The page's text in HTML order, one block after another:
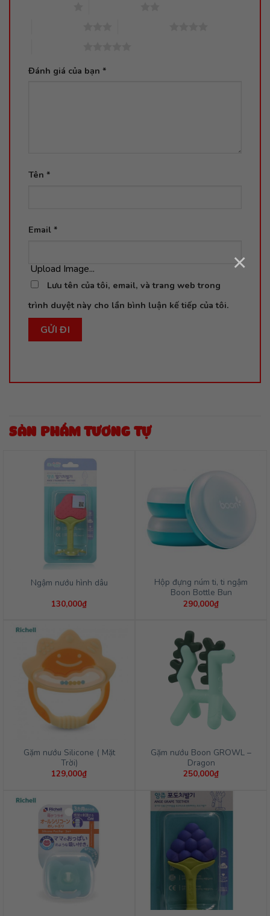
Upload Image... ×
Đánh giá của bạn *
Tên *
Email *
Lưu tên của tôi, email, và trang web trong
trình duyệt này cho lần bình luận kế tiếp của tôi.
SẢN PHẨM TƯƠNG TỰ
Ngậm nướu hình dâu
130,000₫
Hộp đựng núm ti, ti ngậm
Boon Bottle Bun
290,000₫
Gặm nướu Silicone ( Mặt
Trời)
129,000₫
Gặm nướu Boon GROWL –
Dragon
250,000₫